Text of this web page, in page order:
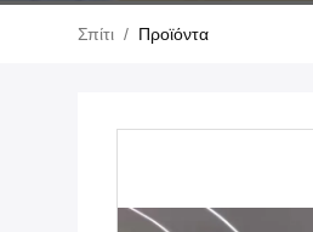
Σπίτι / Προϊόντα